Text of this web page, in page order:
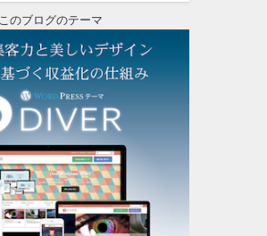
このブログのテーマ